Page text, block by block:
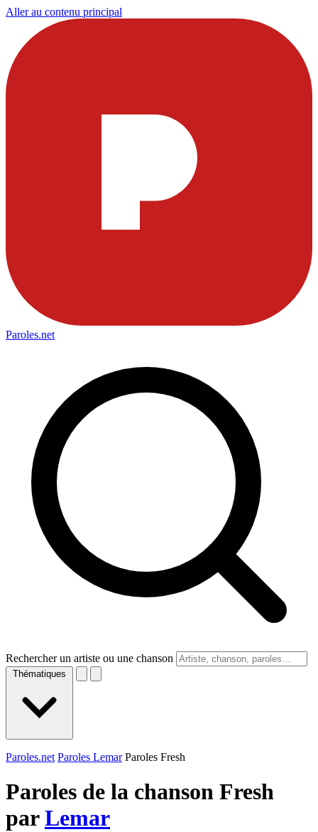
Aller au contenu principal
Paroles.net
Rechercher un artiste ou une chanson
Thématiques
Paroles.net Paroles Lemar Paroles Fresh
Paroles de la chanson Fresh
parLemar